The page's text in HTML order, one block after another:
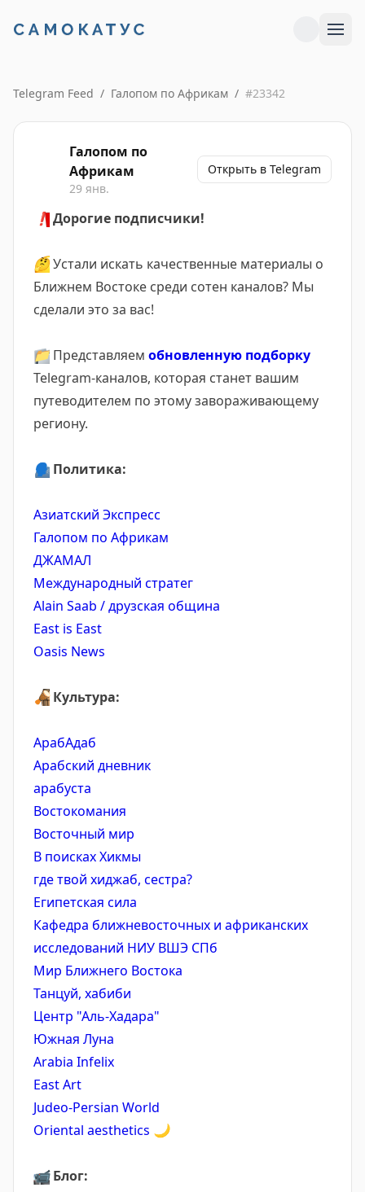
Telegram Feed / Галопом по Африкам / #23342
Галопом по
Африкам
29 янв.
Открыть в Telegram
❗️Дорогие подписчики!
🤔Устали искать качественные материалы о
Ближнем Востоке среди сотен каналов? Мы
сделали это за вас!
📁 Представляем обновленную подборку
Telegram-каналов, которая станет вашим
путеводителем по этому завораживающему
региону.
🗣 Политика:
Азиатский Экспресс
Галопом по Африкам
ДЖАМАЛ
Международный стратег
Alain Saab / друзская община
East is East
Oasis News
🪘 Культура:
АрабАдаб
Арабский дневник
арабуста
Востокомания
Восточный мир
В поисках Хикмы
где твой хиджаб, сестра?
Египетская сила
Кафедра ближневосточных и африканских
исследований НИУ ВШЭ СПб
Мир Ближнего Востока
Танцуй, хабиби
Центр "Аль-Хадара"
Южная Луна
Arabia Infelix
East Art
Judeo-Persian World
Oriental aesthetics 🌙
📹 Блог: